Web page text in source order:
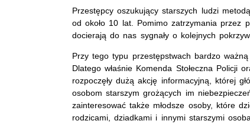
Przestępcy oszukujący starszych ludzi
od około 10 lat. Pomimo zatrzymania przez
docierają do nas sygnały o kolejnych
Przy tego typu przestępstwach bardzo
Dlatego właśnie Komenda Stołeczna Policji
rozpoczęły dużą akcję informacyjną, której
osobom starszym grożących im
zainteresować także młodsze osoby, które
rodzicami, dziadkami i innymi starszymi